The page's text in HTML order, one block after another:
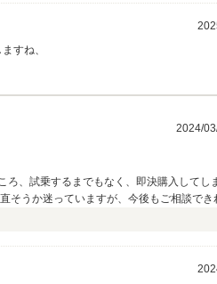
すね、
2024/
、試乗するまでもなく、即決購入してし
そうか迷っていますが、今後もご相談でき